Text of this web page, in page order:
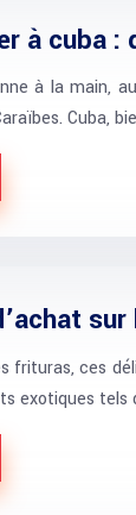
à cuba
à la main,
Cuba,
frituras, ces
exotiques tels